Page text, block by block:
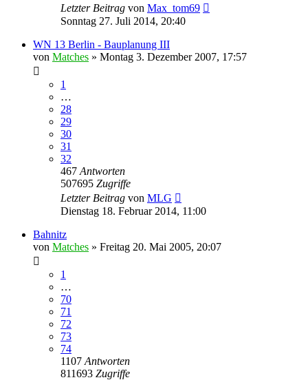
Letzter Beitrag von Max_tom69
Sonntag 27. Juli 2014, 20:40
WN 13 Berlin - Bauplanung III
von Matches » Montag 3. Dezember 2007, 17:57
1
…
28
29
30
31
32
467 Antworten
507695 Zugriffe
Letzter Beitrag von MLG
Dienstag 18. Februar 2014, 11:00
Bahnitz
von Matches » Freitag 20. Mai 2005, 20:07
1
…
70
71
72
73
74
1107 Antworten
811693 Zugriffe